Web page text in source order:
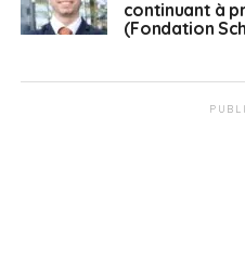
continuant à
(Fondation